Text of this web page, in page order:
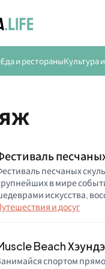
Еда и рестораныКультура
песчаных
в мире
искусства,
и досуг
Beach
спортом